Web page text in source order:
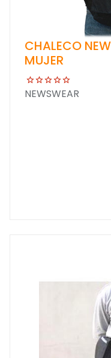
CHALECO
MUJER
NEWSWEAR